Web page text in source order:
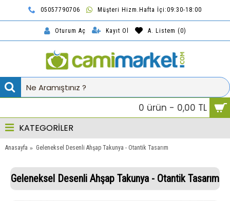
05057790706 Müşteri Hizm.Hafta İçi:09:30-18:00
Oturum Aç Kayıt Ol A. Listem (0)
0 ürün - 0,00 TL
KATEGORİLER
Anasayfa Geleneksel Desenli Ahşap Takunya - Otantik Tasarım
Geleneksel Desenli Ahşap Takunya - Otantik Tasarım